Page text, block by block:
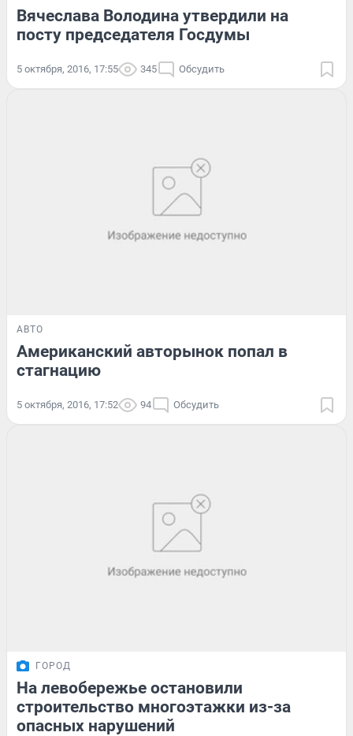
Вячеслава Володина утвердили на
посту председателя Госдумы
5 октября, 2016, 17:55 345 Обсудить
АВТО
Американский авторынок попал в
стагнацию
5 октября, 2016, 17:52 94 Обсудить
ГОРОД
На левобережье остановили
строительство многоэтажки из-за
опасных нарушений